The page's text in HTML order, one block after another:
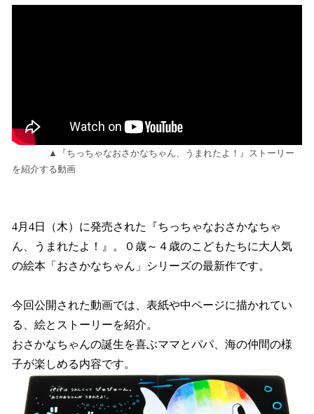
す
▲『ちっちゃなおさかなちゃん、うまれたよ！』ストーリー
を紹介する動画
4月4日（木）に発売された『ちっちゃなおさかなちゃ
ん、うまれたよ！』。０歳～４歳のこどもたちに大人気
の絵本「おさかなちゃん」シリーズの最新作です。
今回公開された動画では、表紙や中ページに描かれてい
る、絵とストーリーを紹介。
おさかなちゃんの誕生を喜ぶママとパパ、海の仲間の様
子が楽しめる内容です。